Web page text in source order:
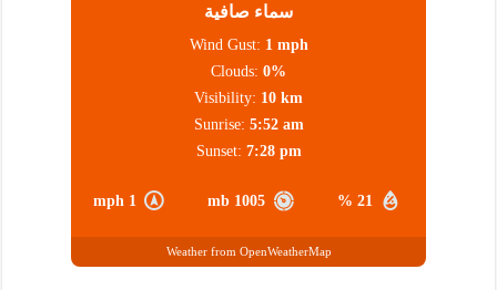
سماء صافية
21 %
1005 mb
1 mph
Wind Gust: 1 mph
Clouds: 0%
Visibility: 10 km
Sunrise: 5:52 am
Sunset: 7:28 pm
Weather from OpenWeatherMap